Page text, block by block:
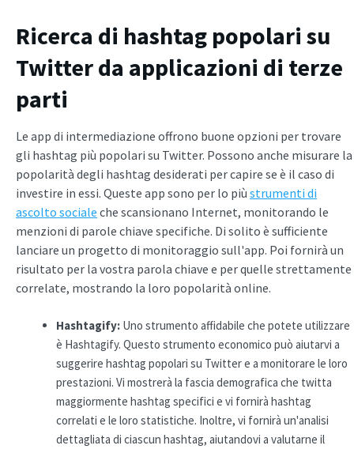
Ricerca di hashtag popolari su
Twitter da applicazioni di terze
parti
Le app di intermediazione offrono buone opzioni per trovare
gli hashtag più popolari su Twitter. Possono anche misurare la
popolarità degli hashtag desiderati per capire se è il caso di
investire in essi. Queste app sono per lo più strumenti di
ascolto sociale che scansionano Internet, monitorando le
menzioni di parole chiave specifiche. Di solito è sufficiente
lanciare un progetto di monitoraggio sull'app. Poi fornirà un
risultato per la vostra parola chiave e per quelle strettamente
correlate, mostrando la loro popolarità online.
Hashtagify: Uno strumento affidabile che potete utilizzare
è Hashtagify. Questo strumento economico può aiutarvi a
suggerire hashtag popolari su Twitter e a monitorare le loro
prestazioni. Vi mostrerà la fascia demografica che twitta
maggiormente hashtag specifici e vi fornirà hashtag
correlati e le loro statistiche. Inoltre, vi fornirà un'analisi
dettagliata di ciascun hashtag, aiutandovi a valutarne il